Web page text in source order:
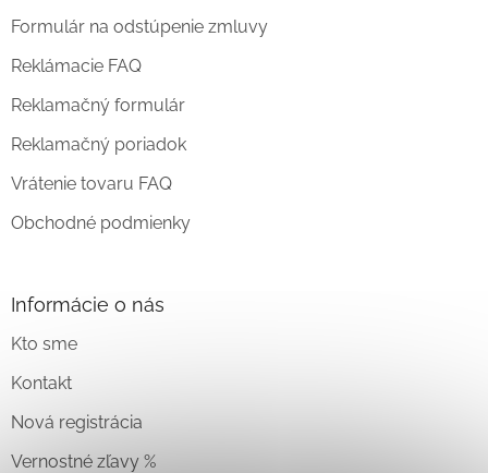
Formulár na odstúpenie zmluvy
Reklámacie FAQ
Reklamačný formulár
Reklamačný poriadok
Vrátenie tovaru FAQ
Obchodné podmienky
Informácie o nás
Kto sme
Kontakt
Nová registrácia
Vernostné zľavy %